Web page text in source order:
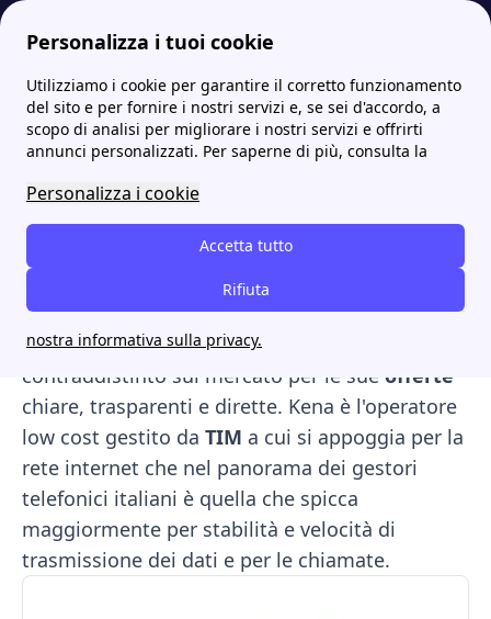
Personalizza i tuoi cookie
Utilizziamo i cookie per garantire il corretto funzionamento
del sito e per fornire i nostri servizi e, se sei d'accordo, a
scopo di analisi per migliorare i nostri servizi e offrirti
annunci personalizzati. Per saperne di più, consulta la
Personalizza i cookie
Accetta tutto
Rifiuta
nostra informativa sulla privacy.
Internet Casa Kena, le migliori offerte per internet, minuti ed SMS Kena mobile le migliori offerte con internet, minuti e SMS
Kena mobile le migliori
offerte con internet,
minuti e SMS
Stai cambiando operatore?Kena mobile offerte.
Nato nel 2017Kenaè un gestore telefonico
virtuale nazionale che si è subito
contraddistinto sul mercato per le sue offerte
chiare, trasparenti e dirette. Kena è l'operatore
low cost gestito da TIM a cui si appoggia per la
rete internet che nel panorama dei gestori
telefonici italiani è quella che spicca
maggiormente per stabilità e velocità di
trasmissione dei dati e per le chiamate.